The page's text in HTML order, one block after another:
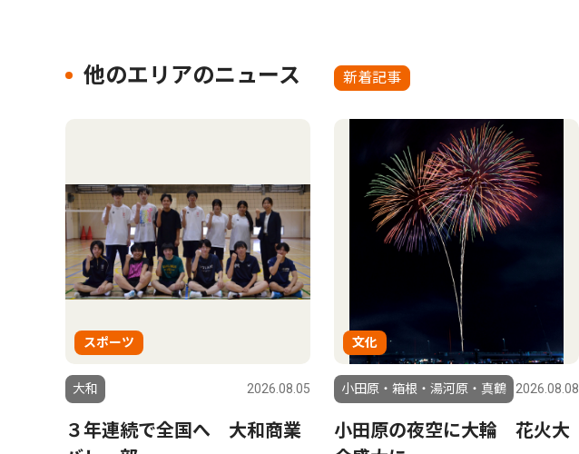
他のエリアのニュース 新着記事
スポーツ
大和 2026.08.05
３年連続で全国へ 大和商業
文化
小田原・箱根・湯河原・真鶴 2026.08.08
小田原の夜空に大輪 花火大